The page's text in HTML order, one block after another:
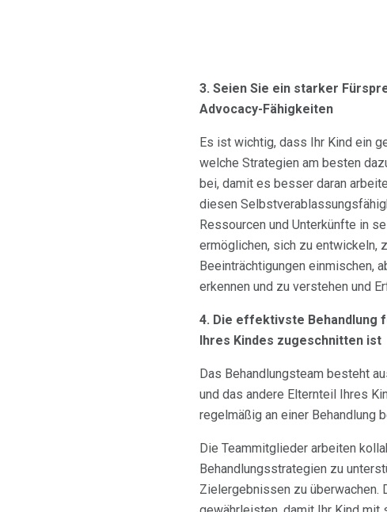
3. Seien Sie ein starker
Advocacy-Fähigkeiten
Es ist wichtig, dass Ihr Kind ein
welche Strategien am besten
bei, damit es besser daran
diesen
Ressourcen und Unterkünfte in
ermöglichen, sich zu entwickeln,
Beeinträchtigungen einmischen,
erkennen und zu verstehen und
4. Die effektivste Behandlung
Ihres Kindes zugeschnitten ist
Das Behandlungsteam besteht
und das andere Elternteil Ihres
regelmäßig an einer Behandlung
Die Teammitglieder arbeiten
Behandlungsstrategien zu
Zielergebnissen zu überwachen.